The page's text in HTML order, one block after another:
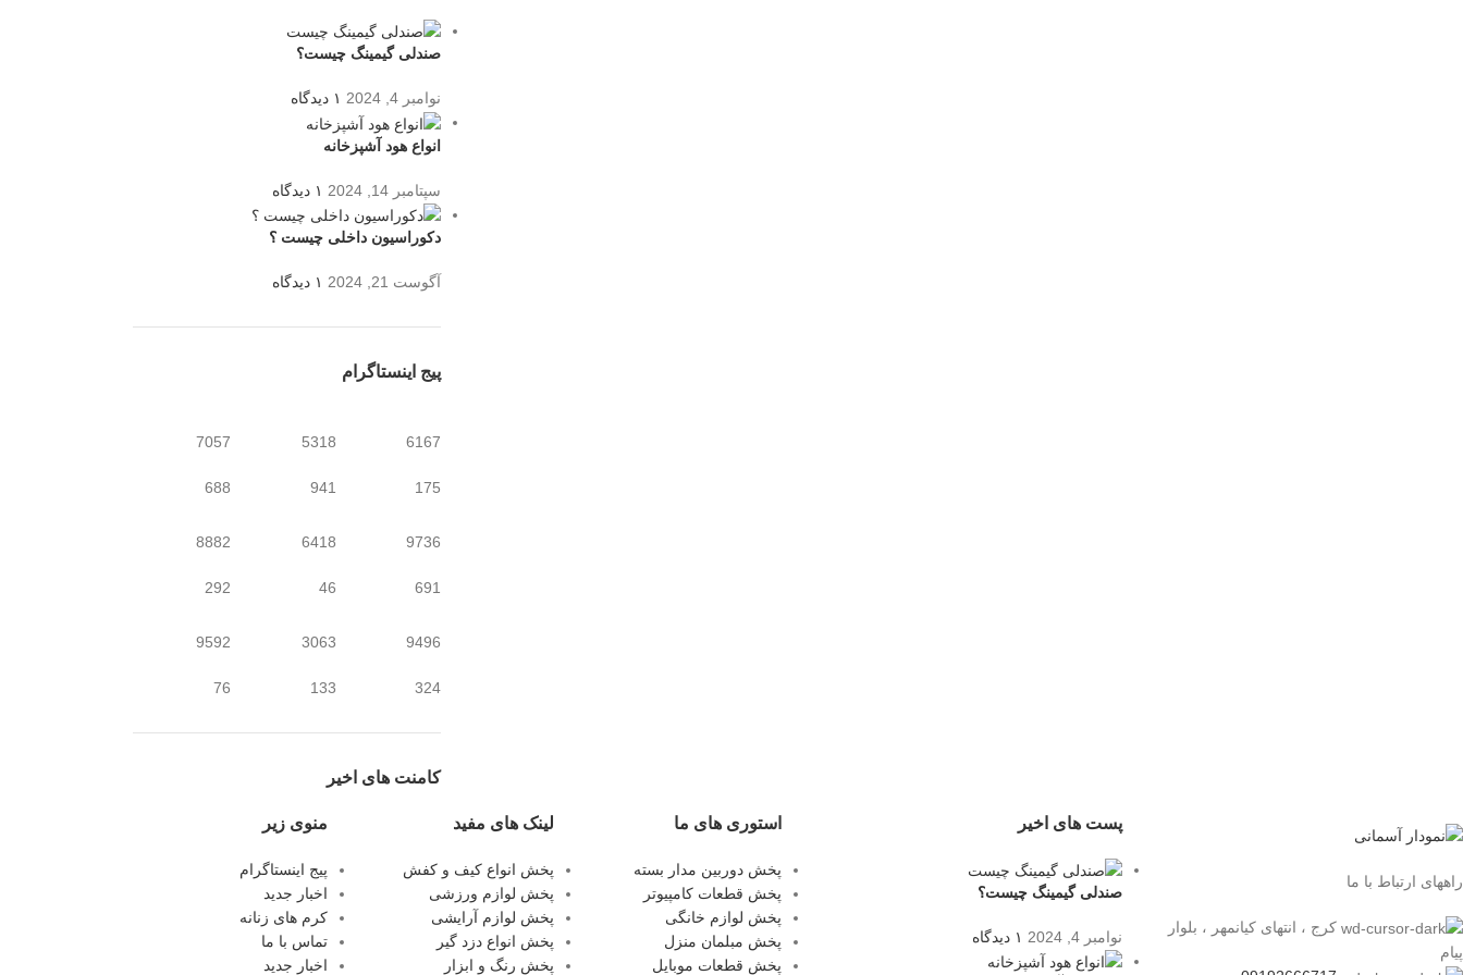
صندلی گیمینگ چیست؟
نوامبر 4, 2024 ۱ دیدگاه
انواع هود آشپزخانه
سپتامبر 14, 2024 ۱ دیدگاه
دکوراسیون داخلی چیست ؟
آگوست 21, 2024 ۱ دیدگاه
پیج اینستاگرام
6167
175
5318
941
7057
688
9736
691
6418
46
8882
292
9496
324
3063
133
9592
76
کامنت های اخیر
راههای ارتباط با ما
کرج ، انتهای کیانمهر ، بلوار
پیام
پست های اخیر
صندلی گیمینگ چیست؟
نوامبر 4, 2024 ۱ دیدگاه
استوری های ما
پخش دوربین مدار بسته
پخش قطعات کامپیوتر
پخش لوازم خانگی
پخش مبلمان منزل
پخش قطعات موبایل
لینک های مفید
پخش انواع کیف و کفش
پخش لوازم ورزشی
پخش لوازم آرایشی
پخش انواع دزد گیر
پخش رنگ و ابزار
منوی زیر
پیج اینستاگرام
اخبار جدید
کرم های زنانه
تماس با ما
اخبار جدید